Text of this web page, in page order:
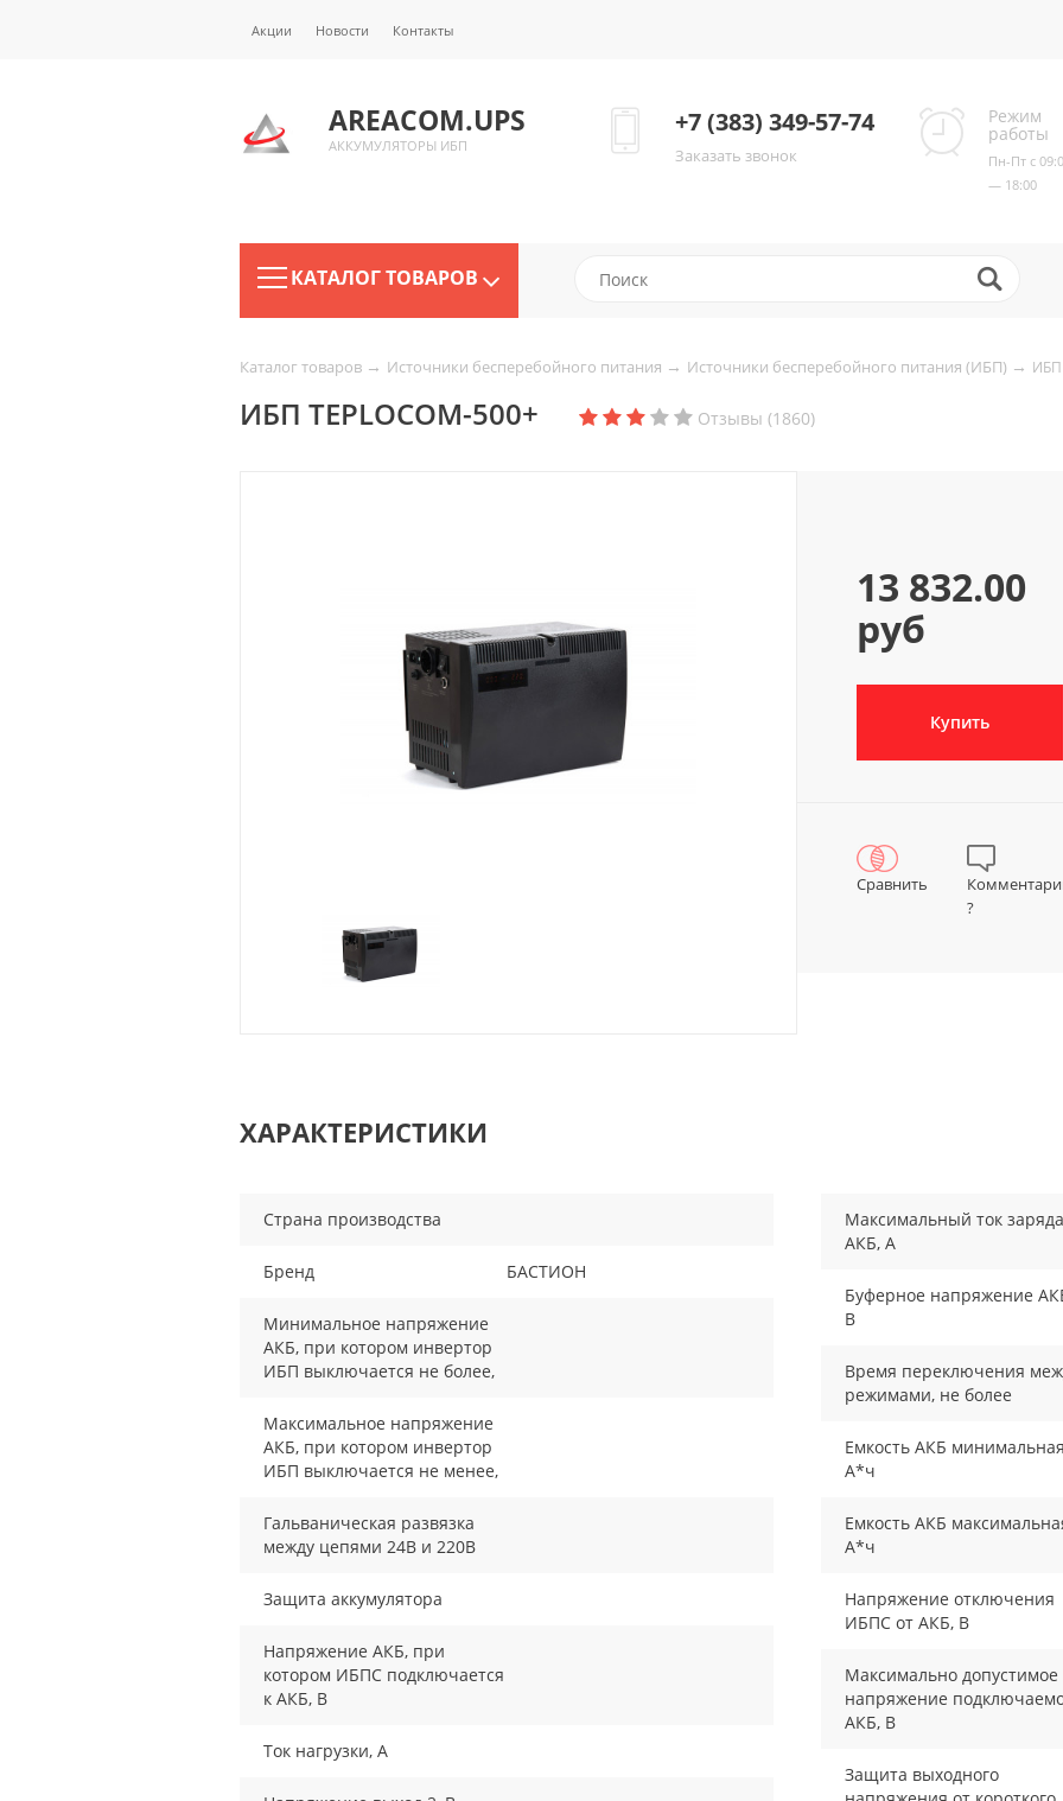
Акции Новости Контакты
AREACOM.UPS
АККУМУЛЯТОРЫ ИБП
+7 (383) 349-57-74
Заказать звонок
Режим
работы
Пн-Пт с
— 18:00
КАТАЛОГ ТОВАРОВ
Каталог товаров → Источники бесперебойного питания → Источники бесперебойного питания (ИБП) → ИБП
ИБП TEPLOCOM-500+ Отзывы (1860)
13 832.00
руб
Купить
Сравнить
?
ХАРАКТЕРИСТИКИ
Страна производства
Бренд БАСТИОН
Минимальное напряжение
АКБ, при котором инвертор
ИБП выключается не более,
Максимальное напряжение
АКБ, при котором инвертор
ИБП выключается не менее,
Гальваническая развязка
между цепями 24В и 220В
Защита аккумулятора
Напряжение АКБ, при
котором ИБПС подключается
к АКБ, В
Ток нагрузки, A
Максимальный ток заряда
АКБ, А
Буферное напряжение
В
Время переключения
режимами, не более
Емкость АКБ
А*ч
Емкость АКБ
А*ч
Напряжение отключения
ИБПС от АКБ, В
Максимально допустимое
напряжение
АКБ, В
Защита выходного